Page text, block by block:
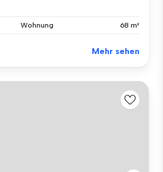
Wohnung 68 m²
Mehr sehen